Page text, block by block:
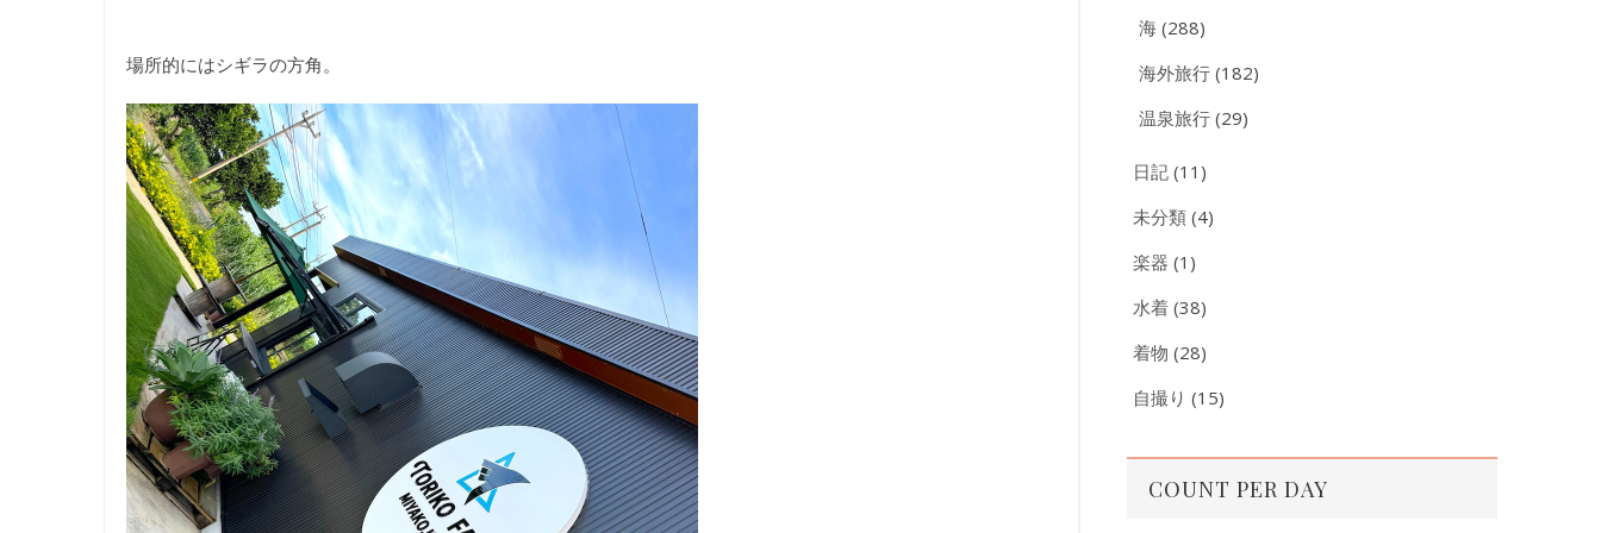
場所的にはシギラの方角。
海 (288)
海外旅行 (182)
温泉旅行 (29)
日記 (11)
未分類 (4)
楽器 (1)
水着 (38)
着物 (28)
自撮り (15)
COUNT PER DAY